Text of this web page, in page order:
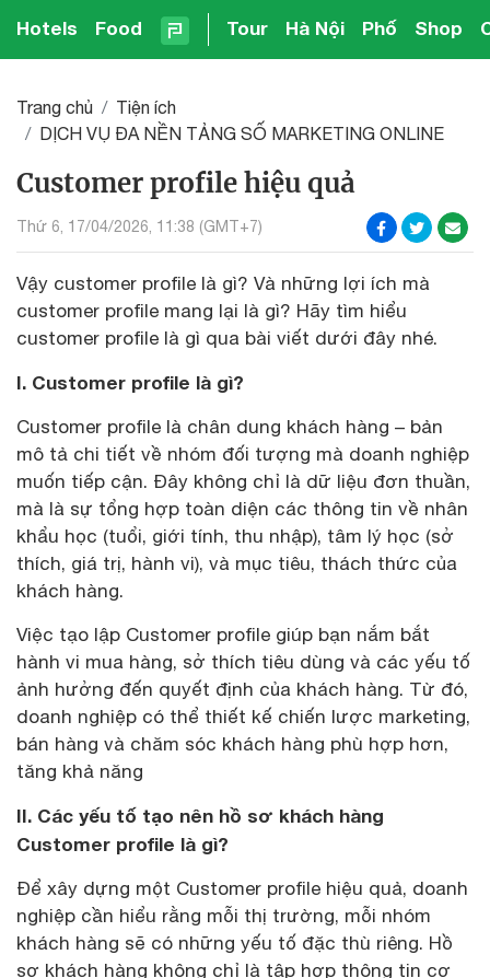
Hotels Food Tour Hà Nội Phố Shop
Trang chủ
Tiện ích
DỊCH VỤ ĐA NỀN TẢNG SỐ MARKETING ONLINE
Customer profile hiệu quả
Thứ 6, 17/04/2026, 11:38 (GMT+7)
Vậy customer profile là gì? Và những lợi ích mà
customer profile mang lại là gì? Hãy tìm hiểu
customer profile là gì qua bài viết dưới đây nhé.
I. Customer profile là gì?
Customer profile là chân dung khách hàng – bản
mô tả chi tiết về nhóm đối tượng mà doanh nghiệp
muốn tiếp cận. Đây không chỉ là dữ liệu đơn thuần,
mà là sự tổng hợp toàn diện các thông tin về nhân
khẩu học (tuổi, giới tính, thu nhập), tâm lý học (sở
thích, giá trị, hành vi), và mục tiêu, thách thức của
khách hàng.
Việc tạo lập Customer profile giúp bạn nắm bắt
hành vi mua hàng, sở thích tiêu dùng và các yếu tố
ảnh hưởng đến quyết định của khách hàng. Từ đó,
doanh nghiệp có thể thiết kế chiến lược marketing,
bán hàng và chăm sóc khách hàng phù hợp hơn,
tăng khả năng
II. Các yếu tố tạo nên hồ sơ khách hàng
Customer profile là gì?
Để xây dựng một Customer profile hiệu quả, doanh
nghiệp cần hiểu rằng mỗi thị trường, mỗi nhóm
khách hàng sẽ có những yếu tố đặc thù riêng. Hồ
sơ khách hàng không chỉ là tập hợp thông tin cơ